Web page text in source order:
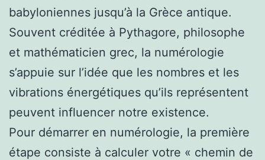
babyloniennes jusqu’à la Grèce antique.
Souvent créditée à Pythagore, philosophe
et mathématicien grec, la numérologie
s’appuie sur l’idée que les nombres et les
vibrations énergétiques qu’ils représentent
peuvent influencer notre existence.
Pour démarrer en numérologie, la première
étape consiste à calculer votre « chemin de